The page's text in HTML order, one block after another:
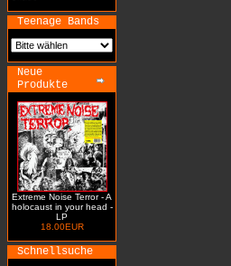
Teenage Bands
Neue
Produkte
Extreme Noise Terror - A
holocaust in your head -
LP
18.00EUR
Schnellsuche